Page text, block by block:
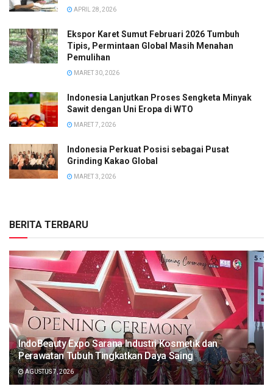
APRIL 28, 2026
Ekspor Karet Sumut Februari 2026 Tumbuh
Tipis, Permintaan Global Masih Menahan
Pemulihan
MARET 30, 2026
Indonesia Lanjutkan Proses Sengketa Minyak
Sawit dengan Uni Eropa di WTO
MARET 7, 2026
Indonesia Perkuat Posisi sebagai Pusat
Grinding Kakao Global
MARET 3, 2026
BERITA TERBARU
IndoBeauty Expo Sarana Industri Kosmetik dan
Perawatan Tubuh Tingkatkan Daya Saing
AGUSTUS 7, 2026